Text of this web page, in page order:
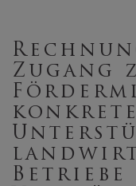
Zugang
konkrete
Betriebe